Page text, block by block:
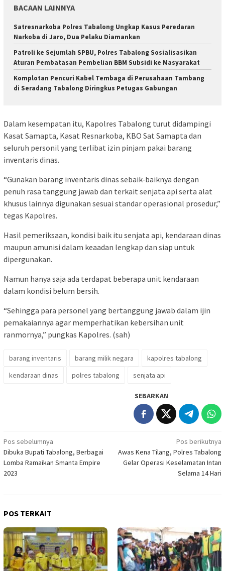
BACAAN LAINNYA
Satresnarkoba Polres Tabalong Ungkap Kasus Peredaran
Narkoba di Jaro, Dua Pelaku Diamankan
Patroli ke Sejumlah SPBU, Polres Tabalong Sosialisasikan
Aturan Pembatasan Pembelian BBM Subsidi ke Masyarakat
Komplotan Pencuri Kabel Tembaga di Perusahaan Tambang
di Seradang Tabalong Diringkus Petugas Gabungan
Dalam kesempatan itu, Kapolres Tabalong turut didampingi
Kasat Samapta, Kasat Resnarkoba, KBO Sat Samapta dan
seluruh personil yang terlibat izin pinjam pakai barang
inventaris dinas.
“Gunakan barang inventaris dinas sebaik-baiknya dengan
penuh rasa tanggung jawab dan terkait senjata api serta alat
khusus lainnya digunakan sesuai standar operasional prosedur,”
tegas Kapolres.
Hasil pemeriksaan, kondisi baik itu senjata api, kendaraan dinas
maupun amunisi dalam keaadan lengkap dan siap untuk
dipergunakan.
Namun hanya saja ada terdapat beberapa unit kendaraan
dalam kondisi belum bersih.
“Sehingga para personel yang bertanggung jawab dalam ijin
pemakaiannya agar memperhatikan kebersihan unit
ranmornya,” pungkas Kapolres. (sah)
barang inventaris barang milik negara
kapolres tabalong
kendaraan dinas
polres tabalong senjata api
SEBARKAN
Navigasi
pos
Pos sebelumnya
Dibuka Bupati Tabalong, Berbagai
Lomba Ramaikan Smanta Empire
2023
Pos berikutnya
Awas Kena Tilang, Polres Tabalong
Gelar Operasi Keselamatan Intan
Selama 14 Hari
POS TERKAIT